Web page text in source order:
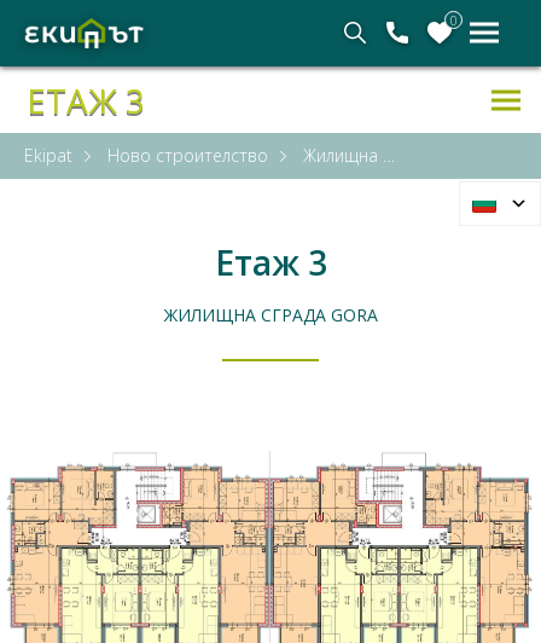
0
ЕТАЖ 3
Ekipat Ново строителство Жилищна сграда Gora
Етаж 3
ЖИЛИЩНА СГРАДА GORA